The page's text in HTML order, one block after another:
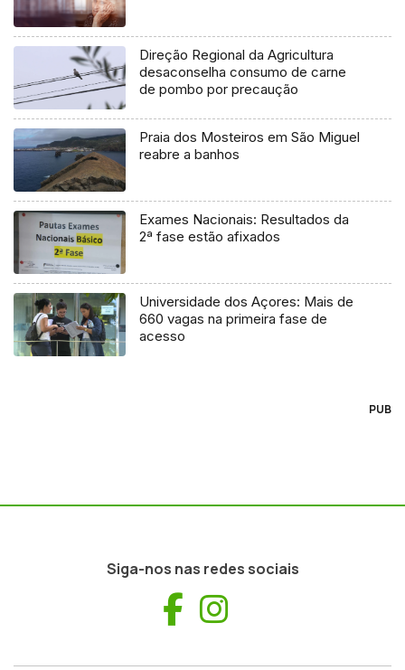
Direção Regional da Agricultura
desaconselha consumo de carne
de pombo por precaução
Praia dos Mosteiros em São Miguel
reabre a banhos
Exames Nacionais: Resultados da
2ª fase estão afixados
Universidade dos Açores: Mais de
660 vagas na primeira fase de
acesso
PUB
Siga-nos nas redes sociais
Facebook